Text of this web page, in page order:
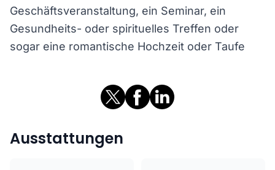
Geschäftsveranstaltung, ein Seminar, ein
Gesundheits- oder spirituelles Treffen oder
sogar eine romantische Hochzeit oder Taufe
Ausstattungen